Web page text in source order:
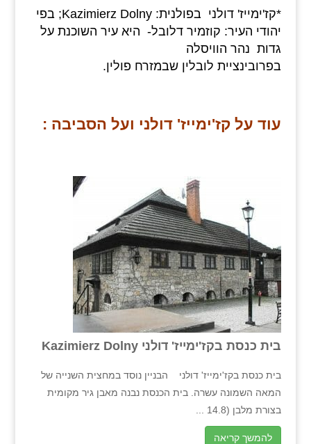
*קז'ימייז' דולני בפולנית: Kazimierz Dolny; בפי
יהודי העיר: קוזמיר דלובל- היא עיר השוכנת על
גדות נהר הוויסלה
בפרובינציית לובלין שבמזרח פולין.
עוד על קז'ימייז' דולני ועל הסביבה :
בית כנסת בקז'ימייז' דולני Kazimierz Dolny
בית כנסת בקז'ימייז' דולני הבניין נוסד במחצית השנייה של
המאה השמונה עשרה. בית הכנסת נבנה מאבן גיר מקומית
בצורת מלבן (14.8 ...
להמשך קריאה